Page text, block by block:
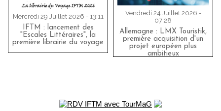
Mercredi 29 Juillet 2026 - 13:11
IFTM : lancement des
"Escales Littéraires", la
première librairie du voyage
Vendredi 24 Juillet 2026 -
07:28
Allemagne : LMX Touristik,
première acquisition d'un
projet européen plus
ambitieux